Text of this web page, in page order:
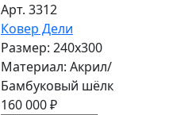
Арт. 3312
Ковер Дели
Размер: 240х300
Материал: Акрил/
Бамбуковый шёлк
160 000 ₽